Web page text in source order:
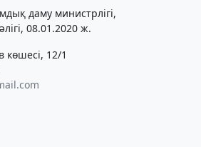
даму министрлігі,
08.01.2020 ж.
көшесі, 12/1